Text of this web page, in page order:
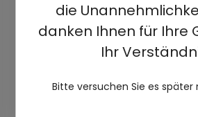
die
danken Ihnen für Ihre
Ihr
Bitte versuchen Sie es später